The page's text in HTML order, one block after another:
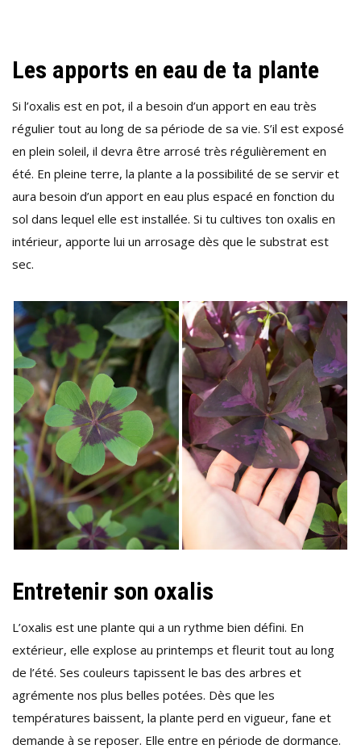
Les apports en eau de ta plante
Si l’oxalis est en pot, il a besoin d’un apport en eau très
régulier tout au long de sa période de sa vie. S’il est exposé
en plein soleil, il devra être arrosé très régulièrement en
été. En pleine terre, la plante a la possibilité de se servir et
aura besoin d’un apport en eau plus espacé en fonction du
sol dans lequel elle est installée. Si tu cultives ton oxalis en
intérieur, apporte lui un arrosage dès que le substrat est
sec.
Entretenir son oxalis
L’oxalis est une plante qui a un rythme bien défini. En
extérieur, elle explose au printemps et fleurit tout au long
de l’été. Ses couleurs tapissent le bas des arbres et
agrémente nos plus belles potées. Dès que les
températures baissent, la plante perd en vigueur, fane et
demande à se reposer. Elle entre en période de dormance.